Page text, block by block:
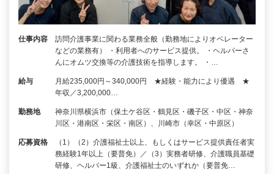
仕事内容
訪問介護事業に関わる業務全般（勤務地によりオペレーター
などの業務有） ・利用者へのサービス提供。 ・ヘルパーさ
んにオムツ交換等の介護技術を指導します。 ・…
給与
月給235,000円～340,000円 ★経験・能力により優遇 ★
年収／3,200,000…
勤務地
神奈川県横浜市（保土ケ谷区・鶴見区・磯子区・中区・神奈
川区・港南区・栄区・南区）、川崎市（幸区・中原区）
応募資格
（1）（2）介護福祉士以上、もしくはサービス提供責任者実
務経験1年以上（要普免）／（3）実務者研修、介護職員基礎
研修、ヘルパー1級、介護福祉士のいずれか（要普免…